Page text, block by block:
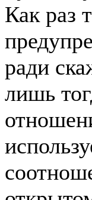
Как раз
ради
лишь